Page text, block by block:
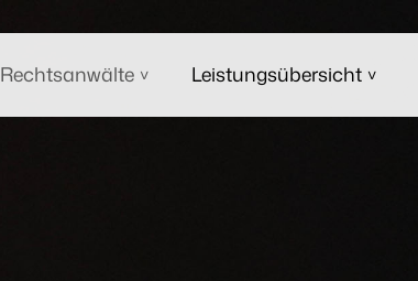
Rechtsanwälte Leistungsübersicht